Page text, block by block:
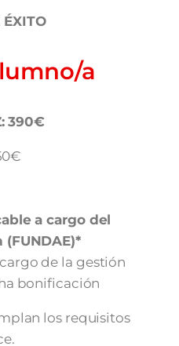
ÉXITO
a
390€
a cargo del
de la gestión
bonificación
los requisitos